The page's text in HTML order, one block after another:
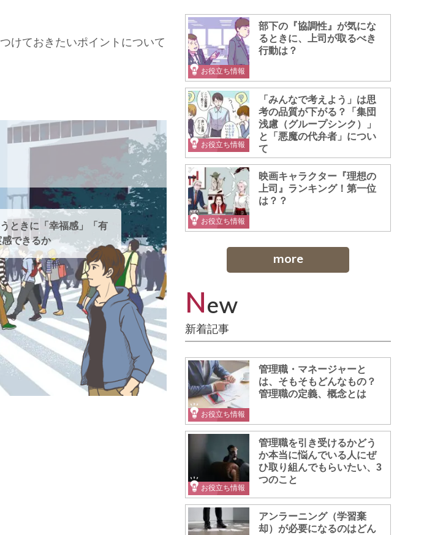
けておきたいポイントについて
ときに「幸福感」「有
できるか
スカウトの指導
お役立ち情報
部下の『協調性』が気にな
るときに、上司が取るべき
行動は？
お役立ち情報
「みんなで考えよう」は思
考の品質が下がる？「集団
浅慮（グループシンク）」
と「悪魔の代弁者」につい
て
お役立ち情報
映画キャラクター『理想の
上司』ランキング！第一位
は？？
more
New
新着記事
お役立ち情報
管理職・マネージャーと
は、そもそもどんなもの？
管理職の定義、概念とは
お役立ち情報
管理職を引き受けるかどう
か本当に悩んでいる人にぜ
ひ取り組んでもらいたい、3
つのこと
アンラーニング（学習棄
却）が必要になるのはどん